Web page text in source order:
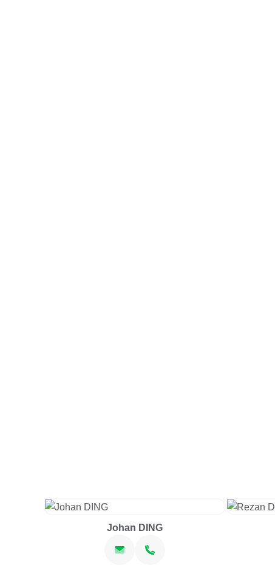
Johan DING